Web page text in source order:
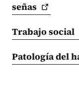
señas
Trabajosocial
Patología del